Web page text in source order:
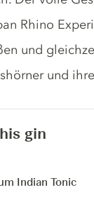
Rhino
und
und
gin
Indian Tonic